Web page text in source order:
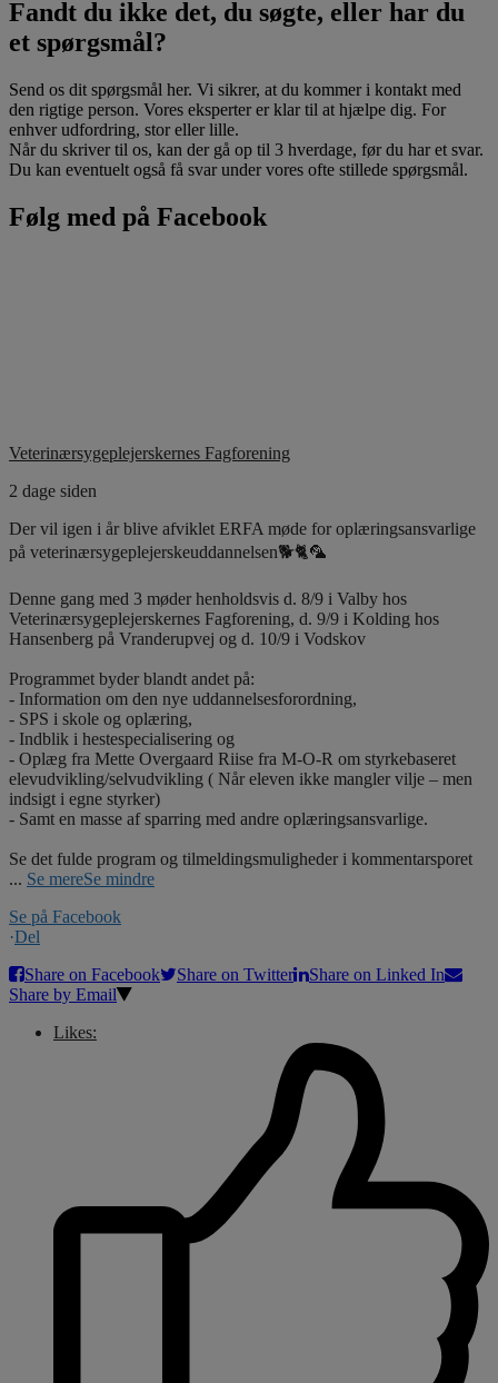
Fandt du ikke det, du søgte, eller har du
et spørgsmål?
Send os dit spørgsmål her. Vi sikrer, at du kommer i kontakt med
den rigtige person. Vores eksperter er klar til at hjælpe dig. For
enhver udfordring, stor eller lille.
Når du skriver til os, kan der gå op til 3 hverdage, før du har et svar.
Du kan eventuelt også få svar under vores ofte stillede spørgsmål.
Følg med på Facebook
Veterinærsygeplejerskernes Fagforening
2 dage siden
Der vil igen i år blive afviklet ERFA møde for oplæringsansvarlige
på veterinærsygeplejerskeuddannelsen🐕🐈🦜
Denne gang med 3 møder henholdsvis d. 8/9 i Valby hos
Veterinærsygeplejerskernes Fagforening, d. 9/9 i Kolding hos
Hansenberg på Vranderupvej og d. 10/9 i Vodskov
Programmet byder blandt andet på:
- Information om den nye uddannelsesforordning,
- SPS i skole og oplæring,
- Indblik i hestespecialisering og
- Oplæg fra Mette Overgaard Riise fra M-O-R om styrkebaseret
elevudvikling/selvudvikling ( Når eleven ikke mangler vilje – men
indsigt i egne styrker)
- Samt en masse af sparring med andre oplæringsansvarlige.
Se det fulde program og tilmeldingsmuligheder i kommentarsporet
... Se mereSe mindre
Se på Facebook
·Del
Share on Facebook
Share on Twitter
Share on Linked In
Share by Email
Likes: